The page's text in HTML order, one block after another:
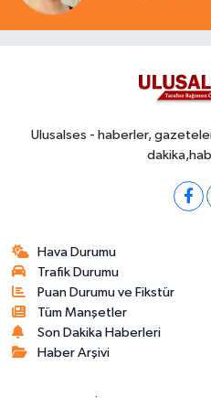
Ulusalses - haberler,
Hava Durumu
Trafik Durumu
Puan Durumu ve Fikstür
Tüm Manşetler
Son Dakika Haberleri
Haber Arşivi